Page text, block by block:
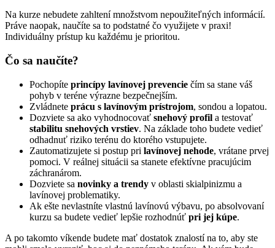
Na kurze nebudete zahltení množstvom nepoužiteľných informácií.
Práve naopak, naučíte sa to podstatné čo využijete v praxi!
Individuálny prístup ku každému je prioritou.
Čo sa naučíte?
Pochopíte princípy lavínovej prevencie čím sa stane váš
pohyb v teréne výrazne bezpečnejším.
Zvládnete prácu s lavínovým prístrojom, sondou a lopatou.
Dozviete sa ako vyhodnocovať snehový profil a testovať
stabilitu snehových vrstiev. Na základe toho budete vedieť
odhadnuť riziko terénu do ktorého vstupujete.
Zautomatizujete si postup pri lavínovej nehode, vrátane prvej
pomoci. V reálnej situácii sa stanete efektívne pracujúcim
záchranárom.
Dozviete sa novinky a trendy v oblasti skialpinizmu a
lavínovej problematiky.
Ak ešte nevlastníte vlastnú lavínovú výbavu, po absolvovaní
kurzu sa budete vedieť lepšie rozhodnúť pri jej kúpe.
A po takomto víkende budete mať dostatok znalostí na to, aby ste